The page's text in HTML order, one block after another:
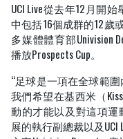
UCI Live從去年12月開
中包括16個成群的12歲
多媒體體育部Univision
播放Prospects Cup。
“足球是一項在全球範
我們希望在基西米（
動的才能以及對這項運
展的執行副總裁以及